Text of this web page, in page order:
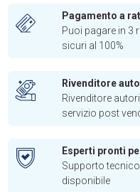
Pagamento a
Puoi pagare in 3
sicuri al 100%
Rivenditore
Rivenditore
servizio post
Esperti pronti
Supporto
disponibile